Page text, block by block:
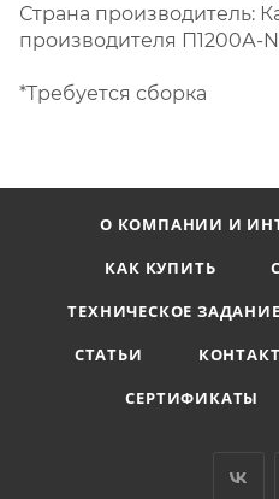
Страна производитель:
производителя П1200А-N
*Требуется сборка
О КОМПАНИИ И
КАК КУПИТЬ
ТЕХНИЧЕСКОЕ ЗАДАНИЕ
СТАТЬИ
СЕРТИФИКАТЫ